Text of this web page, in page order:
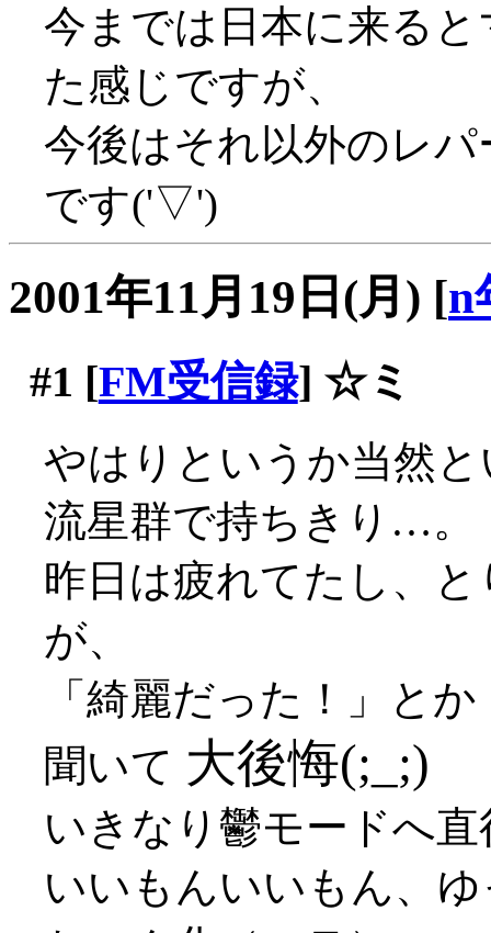
今までは日本に来る
た感じですが、
今後はそれ以外のレ
です('▽')
2001年11月19日(月) [n
#1 [FM受信録] ☆ミ
やはりというか当然
流星群で持ちきり…。
昨日は疲れてたし、
が、
「綺麗だった！」と
聞いて 大後悔(;_;)
いきなり鬱モードへ直
いいもんいいもん、